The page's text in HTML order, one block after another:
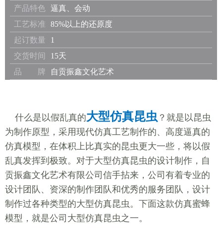
产品特色 逼真、会动
工艺标准
85%以上的还原度
起订数量
1
交货时间
15天
品 牌
自贡振鑫文化艺术
什么是以假乱真的大型仿真昆虫 ？就是以昆虫
为制作原型，采用现代仿真工艺制作的、高度逼真的
仿真模型，在体积上比真实的昆虫更大一些，将以假
乱真发挥到极致。对于大型仿真昆虫的设计制作，自
贡振鑫文化艺术有限公司信手拈来，公司有着专业的
设计团队、资深的制作团队和优秀的服务团队，设计
制作过各种类型的大型仿真昆虫。下面这款仿真蜜蜂
模型，就是公司大型仿真昆虫之一。